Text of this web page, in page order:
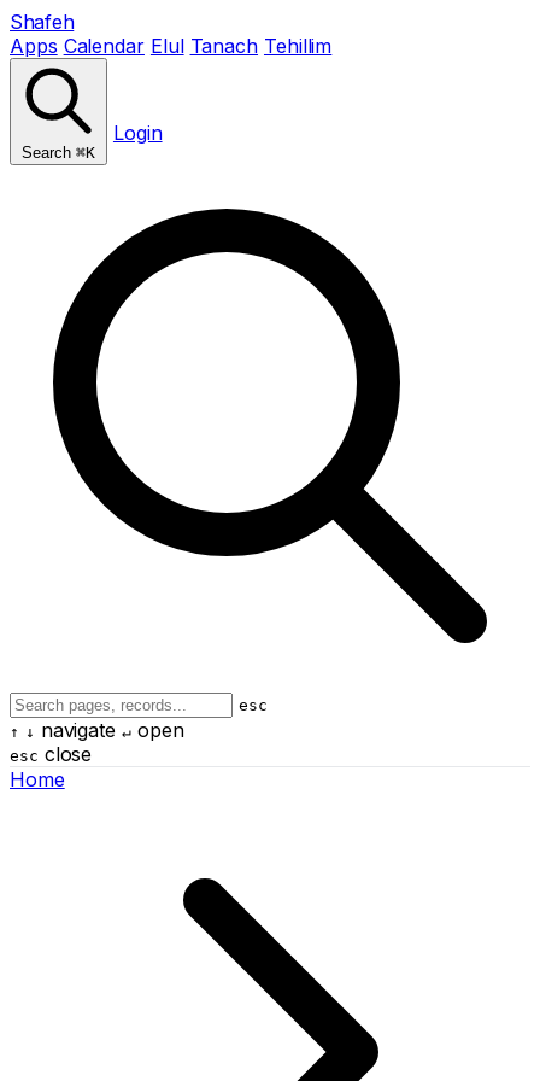
Shafeh
Apps Calendar Elul Tanach Tehillim
Search ⌘K
Login
esc
↑ ↓ navigate ↵open
esc close
Home